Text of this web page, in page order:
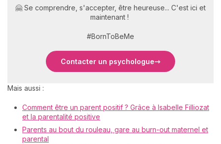
🤗 Se comprendre, s'accepter, être heureuse... C'est ici et
maintenant !
#BornToBeMe
Contacter un psychologue
Mais aussi :
Comment être un parent positif ? Grâce à Isabelle Filliozat
et la parentalité positive
Parents au bout du rouleau, gare au burn-out maternel et
parental